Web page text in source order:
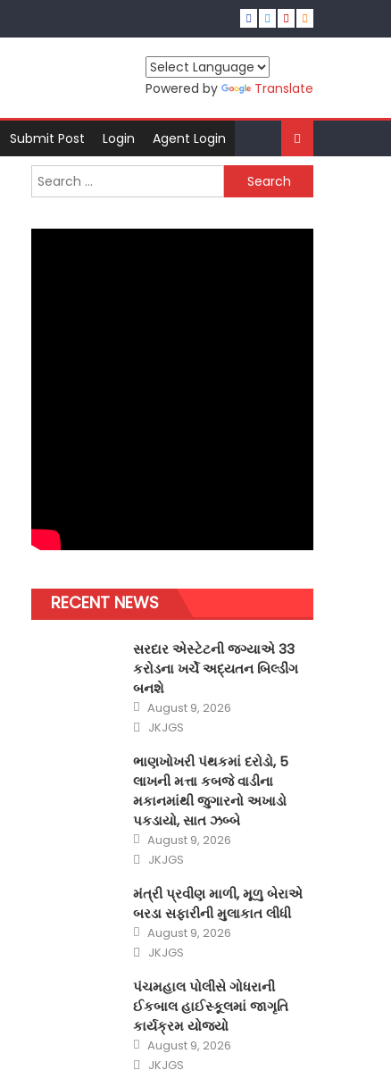
Powered by Translate
Submit Post Login Agent Login
Search
for:
RECENT NEWS
સરદાર એસ્ટેટની જગ્યાએ 33
કરોડના ખર્ચે અદ્યતન બિલ્ડીંગ
બનશે
Posted
on
August 9, 2026
Author
JKJGS
ભાણખોખરી પંથકમાં દરોડો, 5
લાખની મત્તા કબજે વાડીના
મકાનમાંથી જુગારનો અખાડો
પકડાયો, સાત ઝબ્બે
Posted
on
August 9, 2026
Author
JKJGS
મંત્રી પ્રવીણ માળી, મૂળુ બેરાએ
બરડા સફારીની મુલાકાત લીધી
Posted
on
August 9, 2026
Author
JKJGS
પંચમહાલ પોલીસે ગોધરાની
ઈકબાલ હાઈસ્કૂલમાં જાગૃતિ
કાર્યક્રમ યોજ્યો
Posted
on
August 9, 2026
Author
JKJGS